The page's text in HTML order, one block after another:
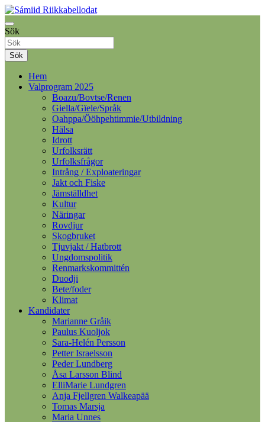
Sámiid Riikkabellodat
Samelandspartiet
Sök
Sök
Hem
Valprogram 2025
Boazu/Bovtse/Renen
Giella/Gïele/Språk
Oahppa/Ööhpehtimmie/Utbildning
Hälsa
Idrott
Urfolksrätt
Urfolksfrågor
Intrång / Exploateringar
Jakt och Fiske
Jämställdhet
Kultur
Näringar
Rovdjur
Skogbruket
Tjuvjakt / Hatbrott
Ungdomspolitik
Renmarkskommittén
Duodji
Bete/foder
Klimat
Kandidater
Marianne Gråik
Paulus Kuoljok
Sara-Helén Persson
Petter Israelsson
Peder Lundberg
Åsa Larsson Blind
ElliMarie Lundgren
Anja Fjellgren Walkeapää
Tomas Marsja
Maria Unnes